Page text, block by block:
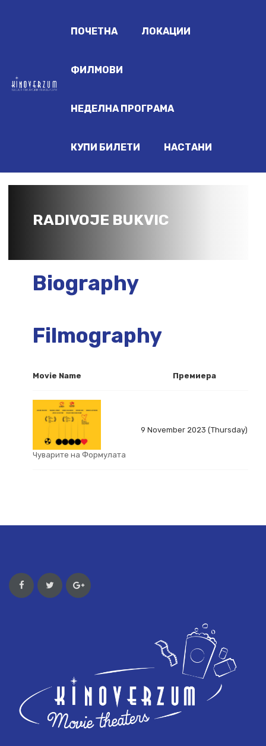
ПОЧЕТНА ЛОКАЦИИ
ФИЛМОВИ
НЕДЕЛНА ПРОГРАМА
КУПИ БИЛЕТИ НАСТАНИ
RADIVOJE BUKVIC
Biography
Filmography
Movie Name Премиера
Чуварите на Формулата
9 November 2023 (Thursday)